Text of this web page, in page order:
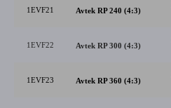
1EVF21 Avtek RP 240 (4:3)
1EVF22 AvtekRP 300 (4:3)
1EVF23 AvtekRP 360 (4:3)